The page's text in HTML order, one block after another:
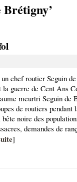
Brétigny’
chef routier Seguin
la guerre de Cent Ans
meurtri Seguin de
de routiers pendant
noire des
demandes de
]